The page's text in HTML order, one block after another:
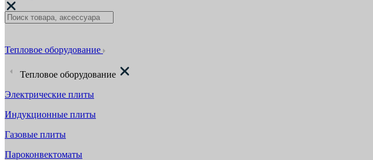
Тепловое оборудование
Тепловое оборудование
Электрические плиты
Индукционные плиты
Газовые плиты
Пароконвектоматы